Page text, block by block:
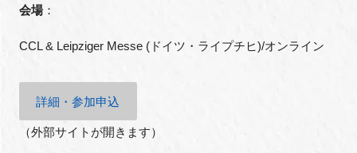
会場：
CCL & Leipziger Messe (ドイツ・ライプチヒ)/オンライン
詳細・参加申込
（外部サイトが開きます）